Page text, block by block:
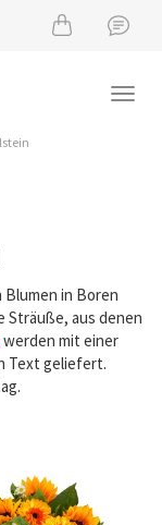
in Boren
Sträuße, aus denen
werden mit einer
Text geliefert.